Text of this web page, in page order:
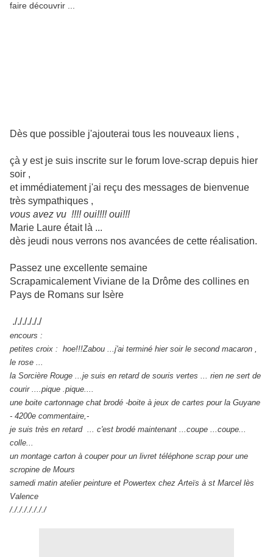
faire découvrir ...
Dès que possible j'ajouterai tous les nouveaux liens ,
çà y est je suis inscrite sur le forum love-scrap depuis hier
soir ,
et immédiatement j'ai reçu des messages de bienvenue
très sympathiques ,
vous avez vu !!!! oui!!!! oui!!!
Marie Laure était là ...
dès jeudi nous verrons nos avancées de cette réalisation.
Passez une excellente semaine
Scrapamicalement Viviane de la Drôme des collines en
Pays de Romans sur Isère
././././././
encours :
petites croix : hoe!!!Zabou ...j'ai terminé hier soir le second macaron ,
le rose ...
la Sorcière Rouge ...je suis en retard de souris vertes ... rien ne sert de
courir ....pique .pique....
une boite cartonnage chat brodé -boite à jeux de cartes pour la Guyane
- 4200e commentaire,-
je suis très en retard ... c'est brodé maintenant ...coupe ...coupe...
colle...
un montage carton à couper pour un livret téléphone scrap pour une
scropine de Mours
samedi matin atelier peinture et Powertex chez Arteïs à st Marcel lès
Valence
/./././././././